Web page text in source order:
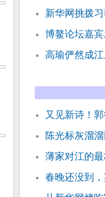
新华网挑拨
博鳌论坛嘉
高瑜俨然成
又见新诗！
陈光标灰溜
薄家对江的
春晚还没到